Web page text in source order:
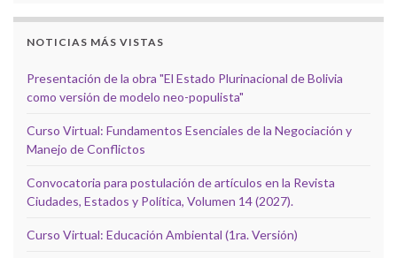
NOTICIAS MÁS VISTAS
Presentación de la obra "El Estado Plurinacional de Bolivia
como versión de modelo neo-populista"
Curso Virtual: Fundamentos Esenciales de la Negociación y
Manejo de Conflictos
Convocatoria para postulación de artículos en la Revista
Ciudades, Estados y Política, Volumen 14 (2027).
Curso Virtual: Educación Ambiental (1ra. Versión)